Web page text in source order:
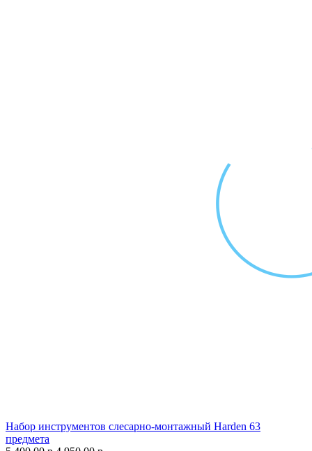
Набор инструментов слесарно-монтажный Harden 63
предмета